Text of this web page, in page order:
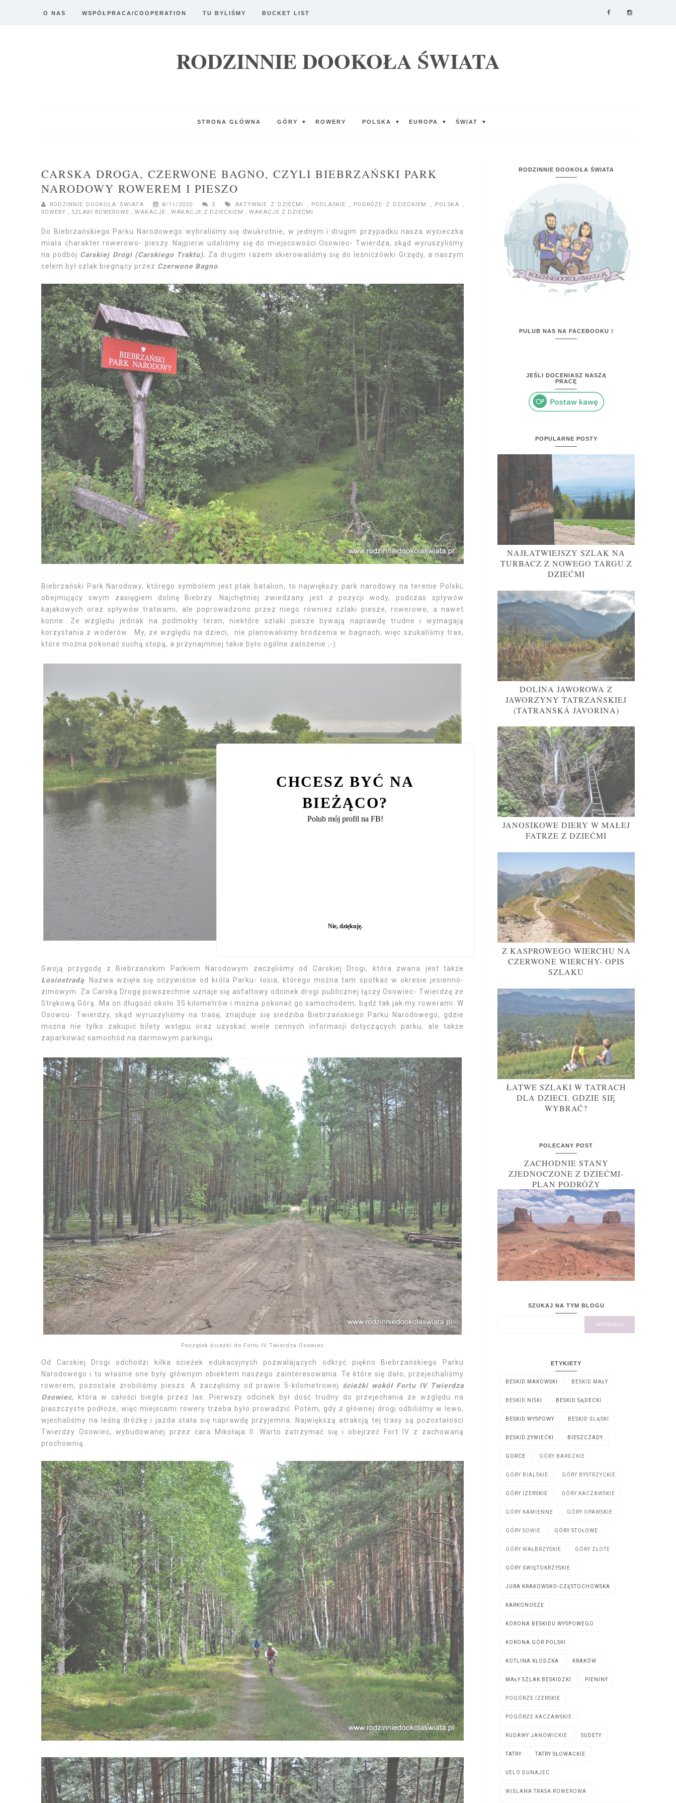
O NAS WSPÓŁPRACA/COOPERATION TU BYLIŚMY BUCKET LIST
RODZINNIE DOOKOŁA ŚWIATA
STRONA GŁÓWNA GÓRY ▼ ROWERY POLSKA ▼ EUROPA ▼ ŚWIAT ▼
CARSKA DROGA, CZERWONE BAGNO, CZYLI BIEBRZAŃSKI PARK
NARODOWY ROWEREM I PIESZO
RODZINNIE DOOKOŁA ŚWIATA 8/11/2020 2 AKTYWNIE Z DZIEĆMI , PODLASKIE , PODRÓŻE Z DZIECKIEM , POLSKA ,
ROWERY , SZLAKI ROWEROWE , WAKACJE , WAKACJE Z DZIECKIEM , WAKACJE Z DZIEĆMI
Do Biebrzańskiego Parku Narodowego wybraliśmy się dwukrotnie, w jednym i drugim przypadku nasza wycieczka
miała charakter rowerowo- pieszy. Najpierw udaliśmy się do miejscowości Osowiec- Twierdza, skąd wyruszyliśmy
na podbój Carskiej Drogi (Carskiego Traktu). Za drugim razem skierowaliśmy się do leśniczówki Grzędy, a naszym
celem był szlak biegnący przez Czerwone Bagno
Biebrzański Park Narodowy, którego symbolem jest ptak batalion, to największy park narodowy na terenie Polski,
obejmujący swym zasięgiem dolinę Biebrzy. Najchętniej zwiedzany jest z pozycji wody, podczas spływów
kajakowych oraz spływów tratwami, ale poprowadzono przez niego również szlaki piesze, rowerowe, a nawet
konne. Ze względu jednak na podmokły teren, niektóre szlaki piesze bywają naprawdę trudne i wymagają
korzystania z woderów. My, ze względu na dzieci, nie planowaliśmy brodzenia w bagnach, więc szukaliśmy tras,
które można pokonać suchą stopą, a przynajmniej takie było ogólne założenie ;-)
Swoją przygodę z Biebrzańskim Parkiem Narodowym zaczęliśmy od Carskiej Drogi, która zwana jest także
Łosiostradą . Nazwa wzięła się oczywiście od króla Parku- łosia, którego można tam spotkać w okresie jesienno-
zimowym. Za Carską Drogę powszechnie uznaje się asfaltowy odcinek drogi publicznej łączy Osowiec- Twierdzę ze
Strękową Górą. Ma on długość około 35 kilometrów i można pokonać go samochodem, bądź tak jak my rowerami. W
Osowcu- Twierdzy, skąd wyruszyliśmy na trasę, znajduje się siedziba Biebrzańskiego Parku Narodowego, gdzie
można nie tylko zakupić bilety wstępu oraz uzyskać wiele cennych informacji dotyczących parku, ale także
zaparkować samochód na darmowym parkingu.
Początek ścieżki do Fortu IV Twierdza Osowiec
Od Carskiej Drogi odchodzi kilka ścieżek edukacyjnych pozwalających odkryć piękno Biebrzańskiego Parku
Narodowego i to właśnie one były głównym obiektem naszego zainteresowania. Te które się dało, przejechaliśmy
rowerem, pozostałe zrobiliśmy pieszo. A zaczęliśmy od prawie 5-kilometrowej ścieżki wokół Fortu IV Twierdza
Osowiec, która w całości biegła przez las. Pierwszy odcinek był dość trudny do przejechania ze względu na
piaszczyste podłoże, więc miejscami rowery trzeba było prowadzić. Potem, gdy z głównej drogi odbiliśmy w lewo,
wjechaliśmy na leśną dróżkę i jazda stała się naprawdę przyjemna. Największą atrakcją tej trasy są pozostałości
Twierdzy Osowiec, wybudowanej przez cara Mikołaja II. Warto zatrzymać się i obejrzeć Fort IV z zachowaną
prochownią.
RODZINNIE DOOKOŁA ŚWIATA
PULUB NAS NA FACEBOOKU !
JEŚLI DOCENIASZ NASZĄ
PRACĘ
POPULARNE POSTY
NAJŁATWIEJSZY SZLAK NA
TURBACZ Z NOWEGO TARGU Z
DZIEĆMI
DOLINA JAWOROWA Z
JAWORZYNY TATRZAŃSKIEJ
(TATRANSKÁ JAVORINA)
JANOSIKOWE DIERY W MAŁEJ
FATRZE Z DZIEĆMI
Z KASPROWEGO WIERCHU NA
CZERWONE WIERCHY- OPIS
SZLAKU
ŁATWE SZLAKI W TATRACH
DLA DZIECI. GDZIE SIĘ
WYBRAĆ?
POLECANY POST
ZACHODNIE STANY
ZJEDNOCZONE Z DZIEĆMI-
PLAN PODRÓŻY
SZUKAJ NA TYM BLOGU
ETYKIETY
BESKID MAKOWSKI BESKID MAŁY
BESKID NISKI BESKID SĄDECKI
BESKID WYSPOWY BESKID ŚLĄSKI
BESKID ŻYWIECKI BIESZCZADY
GORCE GÓRY BARDZKIE
GÓRY BIALSKIE GÓRY BYSTRZYCKIE
GÓRY IZERSKIE GÓRY KACZAWSKIE
GÓRY KAMIENNE GÓRY OPAWSKIE
GÓRY SOWIE GÓRY STOŁOWE
GÓRY WAŁBRZYSKIE GÓRY ZŁOTE
GÓRY ŚWIĘTOKRZYSKIE
JURA KRAKOWSKO-CZĘSTOCHOWSKA
KARKONOSZE
KORONA BESKIDU WYSPOWEGO
KORONA GÓR POLSKI
KOTLINA KŁODZKA KRAKÓW
MAŁY SZLAK BESKIDZKI PIENINY
POGÓRZE IZERSKIE
POGÓRZE KACZAWSKIE
RUDAWY JANOWICKIE SUDETY
TATRY TATRY SŁOWACKIE
VELO DUNAJEC
WIŚLANA TRASA ROWEROWA
CHCESZ BYĆ NA
BIEŻĄCO?
Polub mój profil na FB!